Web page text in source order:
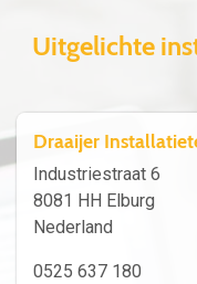
Uitgelichte
Draaijer
Industriestraat 6
8081 HH Elburg
Nederland
0525 637 180